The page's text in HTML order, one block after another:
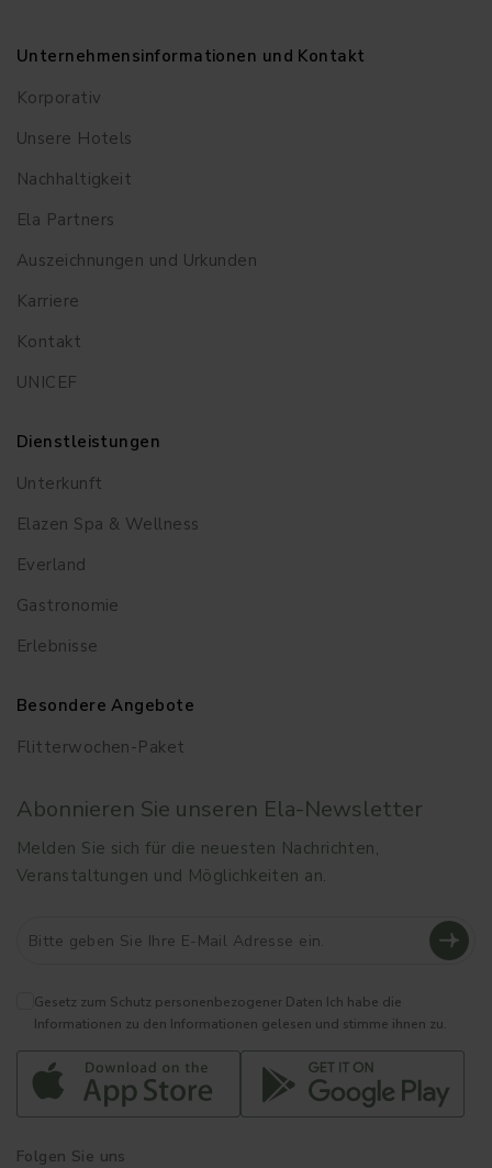
Unternehmensinformationen und Kontakt
Korporativ
Unsere Hotels
Nachhaltigkeit
Ela Partners
Auszeichnungen und Urkunden
Karriere
Kontakt
UNICEF
Dienstleistungen
Unterkunft
Elazen Spa & Wellness
Everland
Gastronomie
Erlebnisse
Besondere Angebote
Flitterwochen-Paket
Abonnieren Sie unseren Ela-Newsletter
Melden Sie sich für die neuesten Nachrichten,
Veranstaltungen und Möglichkeiten an.
Gesetz zum Schutz personenbezogener Daten Ich habe die
Informationen zu den Informationen gelesen und stimme ihnen zu.
Folgen Sie uns